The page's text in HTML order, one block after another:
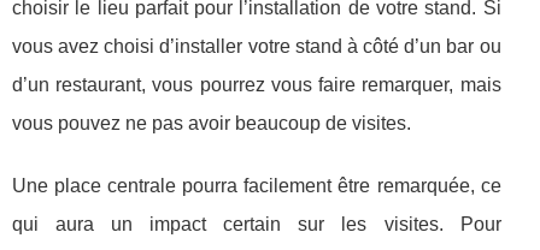
choisir le lieu parfait pour l’installation de votre stand. Si
vous avez choisi d’installer votre stand à côté d’un bar ou
d’un restaurant, vous pourrez vous faire remarquer, mais
vous pouvez ne pas avoir beaucoup de visites.
Une place centrale pourra facilement être remarquée, ce
qui aura un impact certain sur les visites. Pour